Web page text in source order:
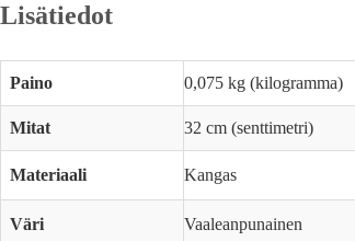
Lisätiedot
Paino 0,075 kg (kilogramma)
Mitat 32 cm (senttimetri)
Materiaali Kangas
Väri Vaaleanpunainen